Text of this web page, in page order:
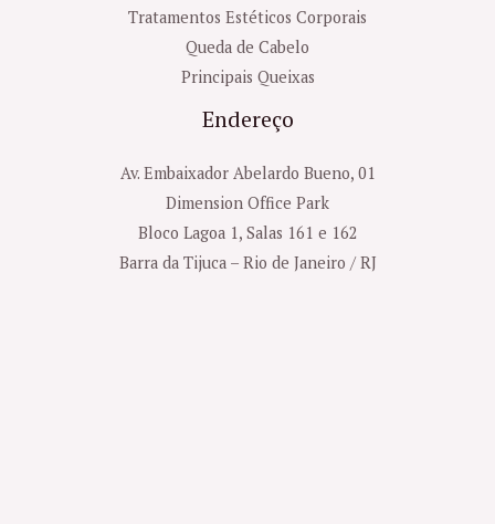
Tratamentos Estéticos Corporais
Queda de Cabelo
Principais Queixas
Endereço
Av. Embaixador Abelardo Bueno, 01
Dimension Office Park
Bloco Lagoa 1, Salas 161 e 162
Barra da Tijuca – Rio de Janeiro / RJ